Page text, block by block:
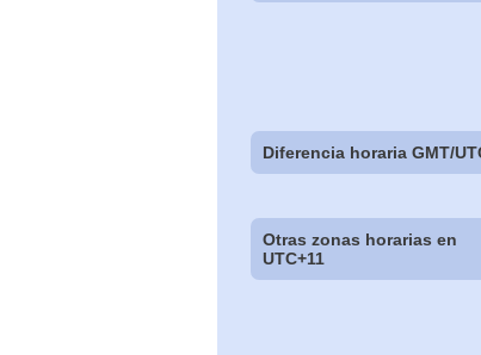
Diferencia horaria GMT/
Otras zonas horarias en
UTC+11